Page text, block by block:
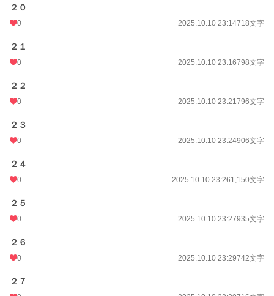
２０
0 2025.10.10 23:14718文字
２１
0 2025.10.10 23:16798文字
２２
0 2025.10.10 23:21796文字
２３
0 2025.10.10 23:24906文字
２４
0 2025.10.10 23:261,150文字
２５
0 2025.10.10 23:27935文字
２６
0 2025.10.10 23:29742文字
２７